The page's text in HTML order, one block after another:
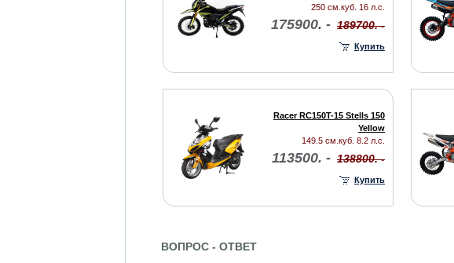
250 см.куб. 16 л.с.
175900. - 189700. -
Купить
Racer RC150T-15 Stells 150
Yellow
149.5 см.куб. 8.2 л.с.
113500. - 138800. -
Купить
ВОПРОС - ОТВЕТ